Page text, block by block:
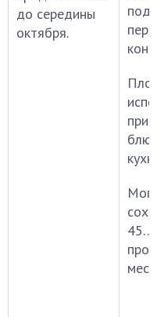
до середины
октября.